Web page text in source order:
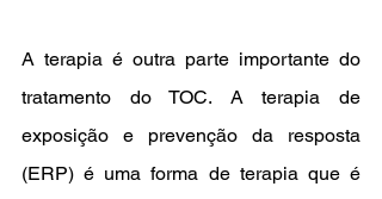
A terapia é outra parte importante do
tratamento do TOC. A terapia de
exposição e prevenção da resposta
(ERP) é uma forma de terapia que é